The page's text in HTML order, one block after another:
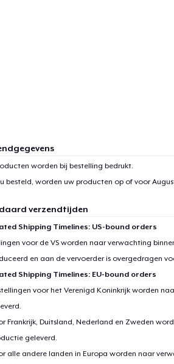
worden bij bestelling bedrukt.
besteld, worden uw producten op of voor
verzendtijden
Shipping Timelines: US-bound orders
voor de VS worden naar verwachting
en aan de vervoerder is overgedragen
Shipping Timelines: EU-bound orders
voor het Verenigd Koninkrijk worden
Frankrijk, Duitsland, Nederland en Zweden
geleverd.
alle andere landen in Europa worden naar